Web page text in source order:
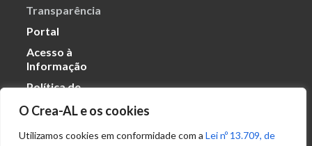
O Crea-AL e os cookies
Utilizamos cookies em conformidade com a Lei nº 13.709, de
Transparência
Portal
Acesso à
Informação
Política de
Dados